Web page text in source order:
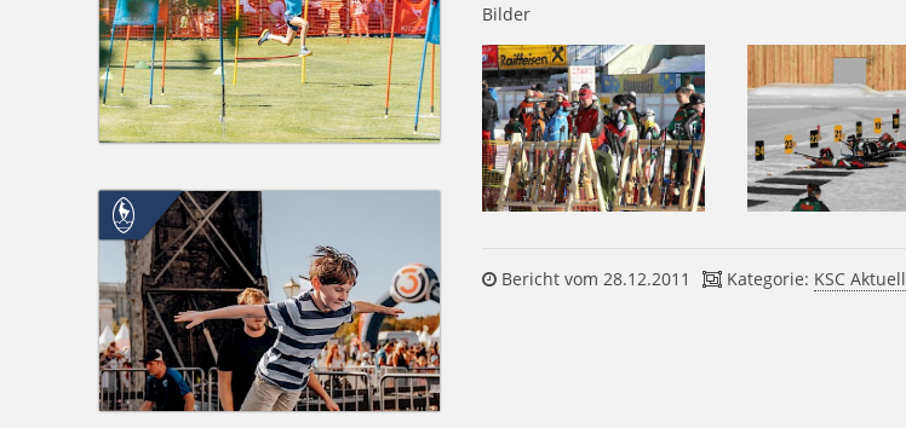
Bilder
Bericht vom 28.12.2011 Kategorie: KSC Aktuell